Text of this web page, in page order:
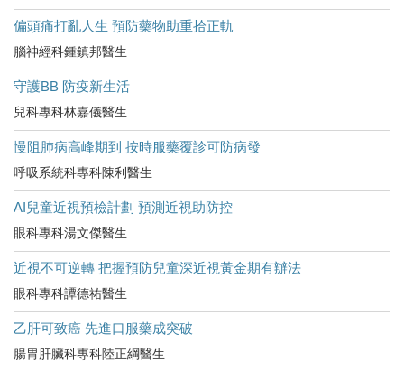
偏頭痛打亂人生 預防藥物助重拾正軌
腦神經科鍾鎮邦醫生
守護BB 防疫新生活
兒科專科林嘉儀醫生
慢阻肺病高峰期到 按時服藥覆診可防病發
呼吸系統科專科陳利醫生
AI兒童近視預檢計劃 預測近視助防控
眼科專科湯文傑醫生
近視不可逆轉 把握預防兒童深近視黃金期有辦法
眼科專科譚德祐醫生
乙肝可致癌 先進口服藥成突破
腸胃肝臟科專科陸正綱醫生